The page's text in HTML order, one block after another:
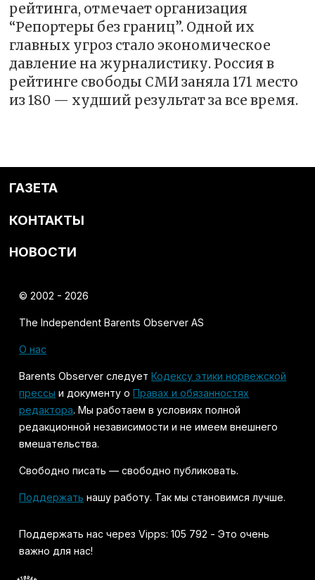
рейтинга, отмечает организация
“Репортеры без границ”. Одной их
главных угроз стало экономическое
давление на журналистику. Россия в
рейтинге свободы СМИ заняла 171 место
из 180 — худший результат за все время.
ГАЗЕТА
КОНТАКТЫ
НОВОСТИ
© 2002 - 2026
The Independent Barents Observer AS
О нас
Barents Observer следуетКодексу этики норвежской
прессы и документу оПравах и обязанностях
редактора. Мы работаем в условиях полной
редакционной независимости и не имеем внешнего
вмешательства.
Свободно писать — свободно публиковать.
Поддержать нашу работу. Так мы становимся лучше.
Поддержать нас через Vipps: 105 792 - Это очень
важно для нас!